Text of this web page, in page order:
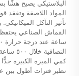
البلاستيكي يصبح هشًّا
المواد اللاصقة وتفقد
تأثير التآكل
كمي الميزة الكبيرة جدًّا
نظير فترات أطول بين